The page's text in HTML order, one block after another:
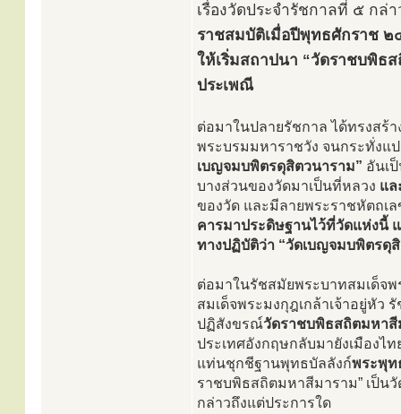
เรื่องวัดประจำรัชกาลที่ ๕ กล่
ราชสมบัติเมื่อปีพุทธศักราช
ให้เริ่มสถาปนา “วัดราชบพิธ
ประเพณี
ต่อมาในปลายรัชกาล ได้ทรงสร้า
พระบรมมหาราชวัง จนกระทั่งแ
เบญจมบพิตรดุสิตวนาราม” อันเ
บางส่วนของวัดมาเป็นที่หลวง แล
ของวัด และมีลายพระราชหัตถเล
คารมาประดิษฐานไว้ที่วัดแห่งนี้
ทางปฏิบัติว่า “วัดเบญจมบพิตรดุ
ต่อมาในรัชสมัยพระบาทสมเด็จ
สมเด็จพระมงกุฎเกล้าเจ้าอยู่หัว
ปฏิสังขรณ์วัดราชบพิธสถิตมหาสี
ประเทศอังกฤษกลับมายังเมือง
แท่นชุกชีฐานพุทธบัลลังก์พระพุท
ราชบพิธสถิตมหาสีมาราม” เป็น
กล่าวถึงแต่ประการใด